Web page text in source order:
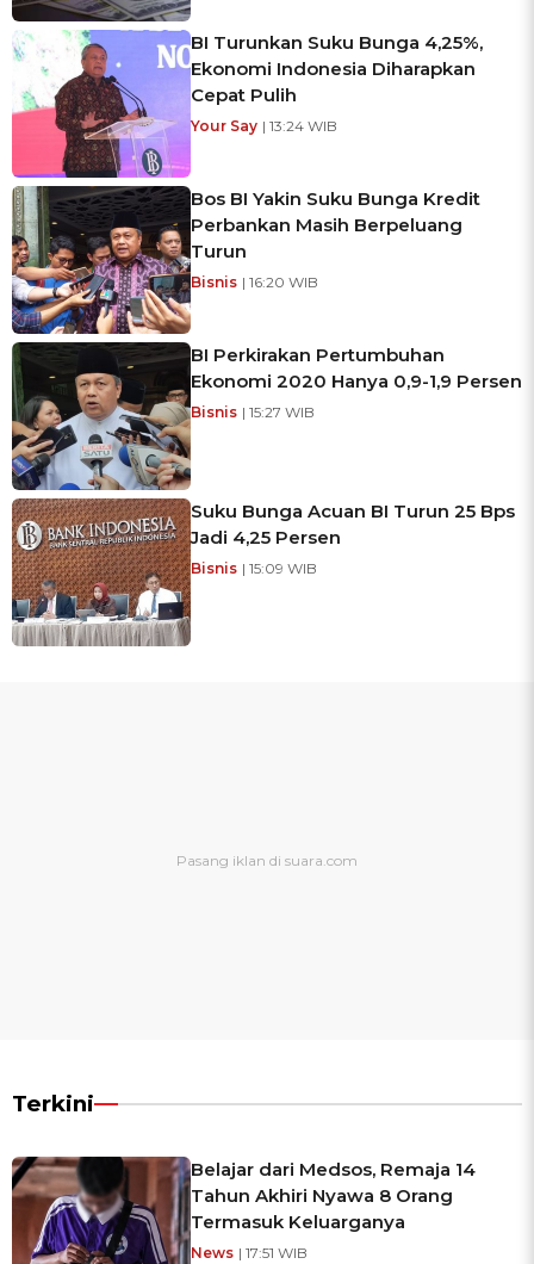
BI Turunkan Suku Bunga 4,25%,
Ekonomi Indonesia Diharapkan
Cepat Pulih
Your Say | 13:24 WIB
Bos BI Yakin Suku Bunga Kredit
Perbankan Masih Berpeluang
Turun
Bisnis | 16:20 WIB
BI Perkirakan Pertumbuhan
Ekonomi 2020 Hanya 0,9-1,9 Persen
Bisnis | 15:27 WIB
Suku Bunga Acuan BI Turun 25 Bps
Jadi 4,25 Persen
Bisnis | 15:09 WIB
Terkini
Belajar dari Medsos, Remaja 14
Tahun Akhiri Nyawa 8 Orang
Termasuk Keluarganya
News | 17:51 WIB